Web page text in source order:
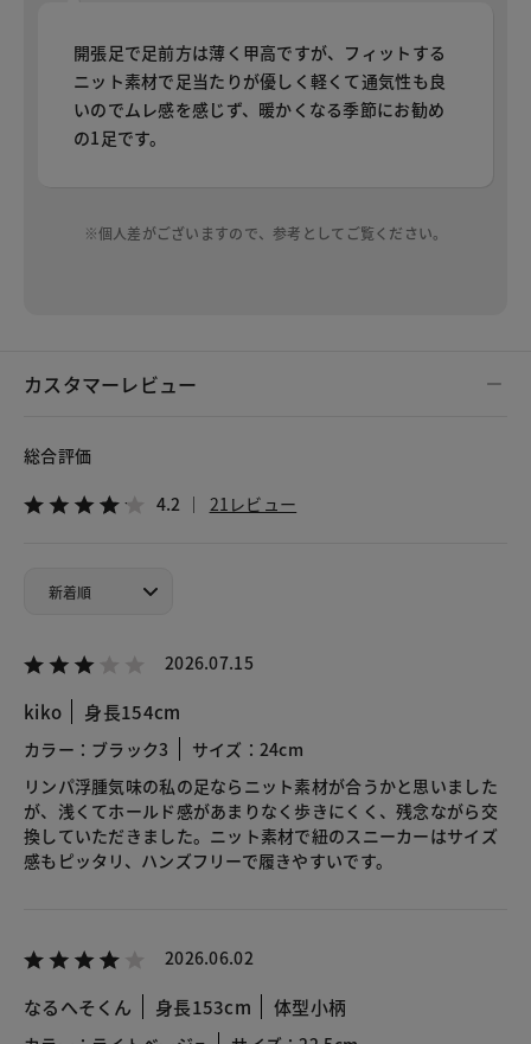
開張足で足前方は薄く甲高ですが、フィットする
ニット素材で足当たりが優しく軽くて通気性も良
いのでムレ感を感じず、暖かくなる季節にお勧め
の1足です。
※個人差がございますので、参考としてご覧ください。
カスタマーレビュー
総合評価
4.2 21レビュー
2026.07.15
kiko 身長154cm
カラー：ブラック3
サイズ：24cm
リンパ浮腫気味の私の足ならニット素材が合うかと思いました
が、浅くてホールド感があまりなく歩きにくく、残念ながら交
換していただきました。ニット素材で紐のスニーカーはサイズ
感もピッタリ、ハンズフリーで履きやすいです。
2026.06.02
なるへそくん 身長153cm 体型小柄